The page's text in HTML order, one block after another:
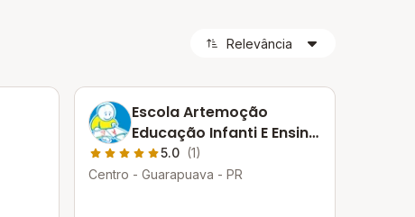
Escola Artemoção
Educação Infanti E Ensino
Fundamental
5.0 (1)
Centro - Guarapuava - PR